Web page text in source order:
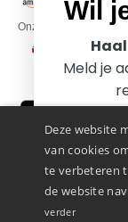
Onze transporteurs
Deze website
van cookies
te verbeteren
de website
verder
Wil
Meld je